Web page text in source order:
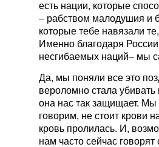
есть нации, которые
– рабством малодушия и
которые тебе навязали
Именно благодаря
несгибаемых наций– мы
Да, мы поняли все это
вероломно стала убивать
она нас так защищает.
говорим, не стоит крови
кровь пролилась. И,
нам часто сейчас